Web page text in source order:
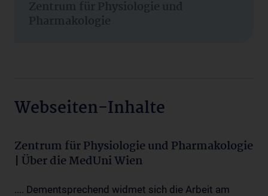
Zentrum für Physiologie und
Pharmakologie
Webseiten-Inhalte
Zentrum für Physiologie und Pharmakologie
| Über die MedUni Wien
.... Dementsprechend widmet sich die Arbeit am